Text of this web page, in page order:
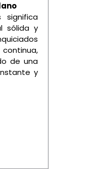
significa
sólida y
de una
y